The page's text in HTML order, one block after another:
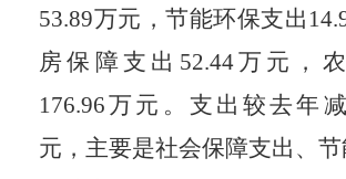
53.89万元，节能环保支出
房保障支出 52.44万元，
176.96万元。支出较去年
元，主要是社会保障支出、 节